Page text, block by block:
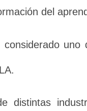
del
distintas